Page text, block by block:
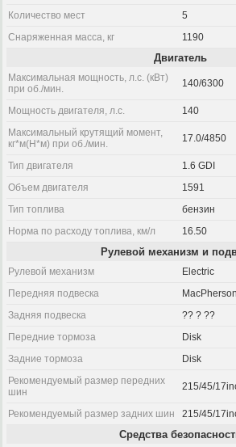
Количество мест
5
Снаряженная масса, кг
1190
Двигатель
Максимальная мощность, л.с. (кВт)
при об./мин.
140/6300
Мощность двигателя, л.с.
140
Максимальный крутящий момент,
кг*м(Н*м) при об./мин.
17.0/4850
Тип двигателя
1.6 GDI
Объем двигателя
1591
Тип топлива
бензин
Норма по расходу топлива, км/л
16.50
Рулевой механизм и
Рулевой механизм
Electric
Передняя подвеска
Задняя подвеска
?? ? ??
Передние тормоза
Disk
Задние тормоза
Disk
Рекомендуемый размер передних
шин
215/45/
Рекомендуемый размер задних шин 215/45/
Средства